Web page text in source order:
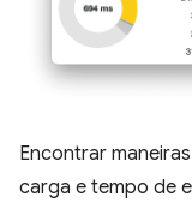
Encontrar
carga e tempo de